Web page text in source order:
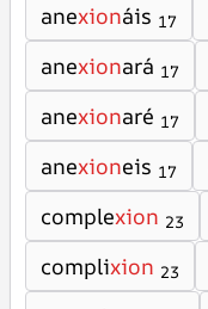
anexionáis 17
anexionará 17
anexionaré 17
anexioneis 17
complexion 23
complixion 23